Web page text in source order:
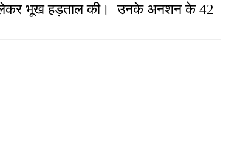
को लेकर भूख हड़ताल की। उनके अनशन के 42